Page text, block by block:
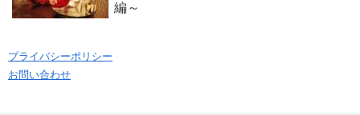
編～
プライバシーポリシー
お問い合わせ